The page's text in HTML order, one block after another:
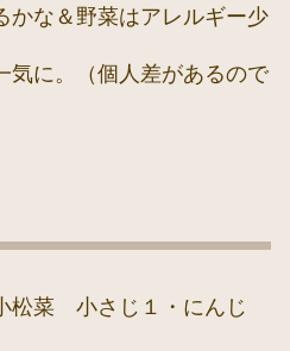
かな＆野菜はアレルギー少
気に。（個人差があるので
松菜 小さじ１・にんじ